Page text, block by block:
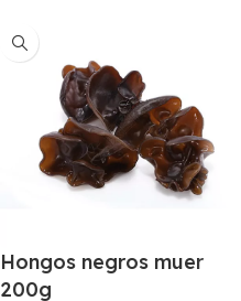
Hongos negros muer
200g